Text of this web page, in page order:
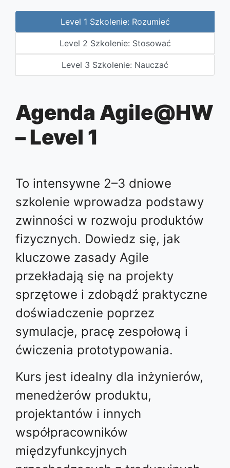
Level 1 Szkolenie: Rozumieć
Level 2 Szkolenie: Stosować
Level 3 Szkolenie: Nauczać
Agenda Agile@HW
– Level 1
To intensywne 2–3 dniowe
szkolenie wprowadza podstawy
zwinności w rozwoju produktów
fizycznych. Dowiedz się, jak
kluczowe zasady Agile
przekładają się na projekty
sprzętowe i zdobądź praktyczne
doświadczenie poprzez
symulacje, pracę zespołową i
ćwiczenia prototypowania.
Kurs jest idealny dla inżynierów,
menedżerów produktu,
projektantów i innych
współpracowników
międzyfunkcyjnych